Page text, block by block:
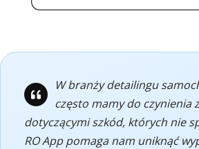
W branży detailingu
często mamy do czynienia
dotyczącymi szkód, których nie
RO App pomaga nam uniknąć